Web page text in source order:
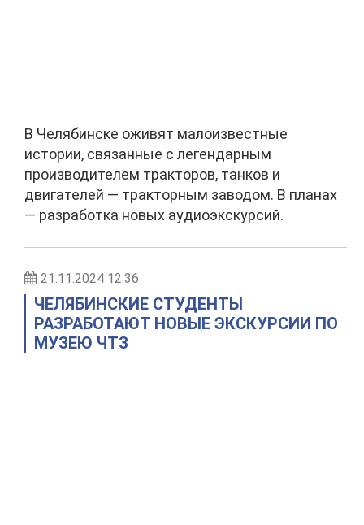
В Челябинске оживят малоизвестные
истории, связанные с легендарным
производителем тракторов, танков и
двигателей — тракторным заводом. В планах
— разработка новых аудиоэкскурсий.
21.11.2024 12:36
ЧЕЛЯБИНСКИЕ СТУДЕНТЫ
РАЗРАБОТАЮТ НОВЫЕ ЭКСКУРСИИ ПО
МУЗЕЮ ЧТЗ